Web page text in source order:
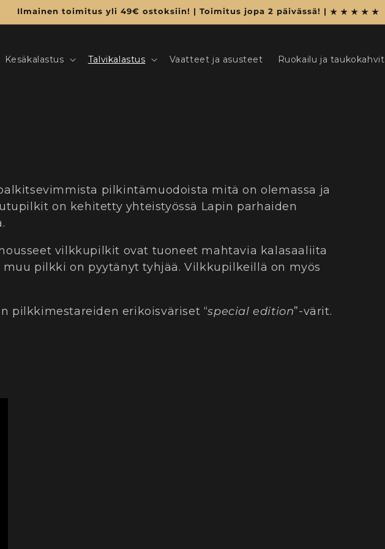
Ilmainen toimitus yli 49€ ostoksiin! | Toimitus jopa 2 päivässä! |
Kesäkalastus Talvikalastus Vaatteet ja asusteet Ruokailu ja taukokahvit
pilkintämuodoista mitä on olemassa ja
on kehitetty yhteistyössä Lapin parhaiden
vilkkupilkit ovat tuoneet mahtavia kalasaaliita
muu pilkki on pyytänyt tyhjää. Vilkkupilkeillä on myös
pilkkimestareiden erikoisväriset “special edition”-värit.